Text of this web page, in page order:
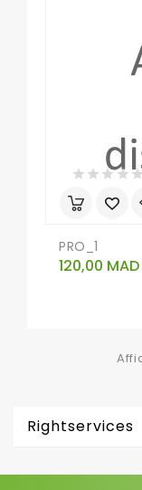
PRO_1
Prix
120,00 MAD
Rightservices